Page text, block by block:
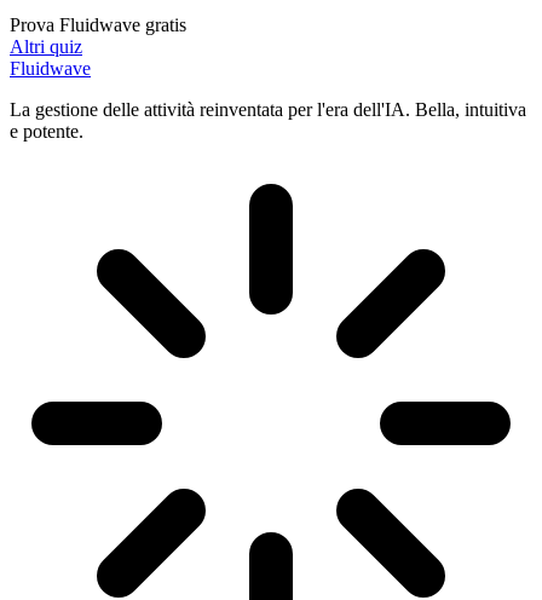
Prova Fluidwave gratis
Altri quiz
Fluidwave
La gestione delle attività reinventata per l'era dell'IA. Bella, intuitiva
e potente.